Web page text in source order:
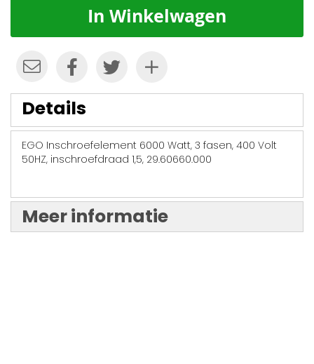
In Winkelwagen
Details
EGO Inschroefelement 6000 Watt, 3 fasen, 400 Volt
50HZ, inschroefdraad 1,5, 29.60660.000
Meer informatie